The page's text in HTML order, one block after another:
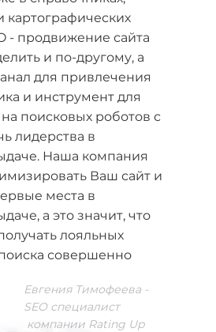
картографических
- продвижение сайта
и по-другому, а
для привлечения
и инструмент для
поисковых роботов с
лидерства в
Наша компания
Ваш сайт и
места в
а это значит, что
лояльных
совершенно
Евгения Тимофеева -
SEO специалист
компании Rating Up